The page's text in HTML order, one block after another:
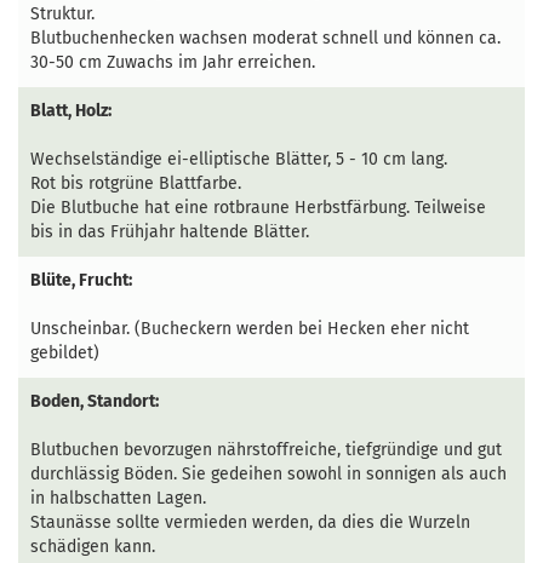
Struktur.
Blutbuchenhecken wachsen moderat schnell und können ca.
30-50 cm Zuwachs im Jahrerreichen.
Blatt, Holz:
Wechselständige ei-elliptische Blätter, 5 - 10 cm lang.
Rot bis rotgrüne Blattfarbe.
Die Blutbuche hat eine rotbraune Herbstfärbung. Teilweise
bis in das Frühjahr haltende Blätter.
Blüte, Frucht:
Unscheinbar. (Bucheckern werden bei Hecken eher nicht
gebildet)
Boden, Standort:
Blutbuchen bevorzugen nährstoffreiche, tiefgründige und gut
durchlässig Böden. Sie gedeihen sowohl in sonnigen als auch
in halbschatten Lagen.
Staunässe sollte vermieden werden, da dies die Wurzeln
schädigen kann.